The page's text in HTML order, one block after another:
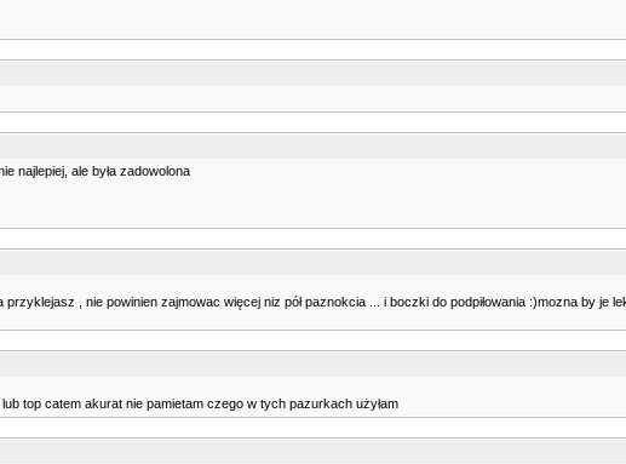
najlepiej, ale była zadowolona
, nie powinien zajmowac więcej niz pół paznokcia ... i boczki do podpiłowania :)mozna by je
top catem akurat nie pamietam czego w tych pazurkach użyłam